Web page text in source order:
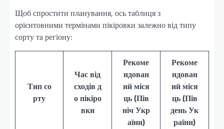
Щоб спростити планування, ось таблиця з
орієнтовними термінами пікіровки залежно від типу
сорту та регіону:
Тип со
рту
Час від
сходів д
о пікіро
вки
Рекоме
ндован
ий міся
ць (Пів
ніч Укр
аїни)
Рекоме
ндован
ий міся
ць (Пів
день Ук
раїни)